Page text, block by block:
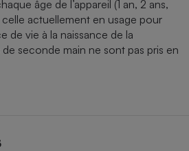
âge de l’appareil (1 an, 2 ans,
actuellement en usage pour
de vie à la naissance de la
seconde main ne sont pas pris en